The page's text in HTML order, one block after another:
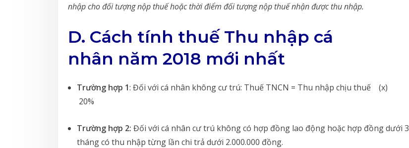
nhập cho đối tượng nộp thuế hoặc thời điểm đối tượng nộp thuế nhận được thu nhập.
D. Cách tính thuế Thu nhập cá
nhân năm 2018 mới nhất
Trường hợp 1: Đối với cá nhân không cư trú: Thuế TNCN = Thu nhập chịu thuế (x)
20%
Trường hợp 2: Đối với cá nhân cư trú không có hợp đồng lao động hoặc hợp đồng dưới 3
tháng có thu nhập từng lần chi trả dưới 2.000.000 đồng.